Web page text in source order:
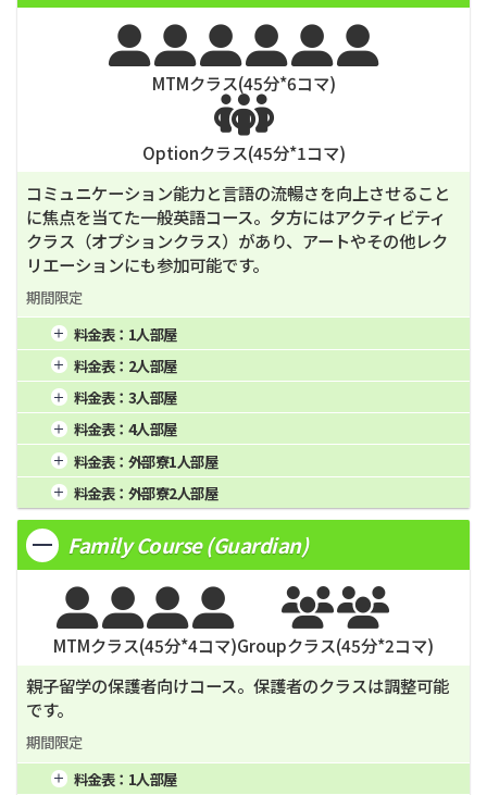
3週間 1,913 12週間 6,750 24週間 13,500

MTMクラス(45分*6コマ)

Optionクラス(45分*1コマ)
コミュニケーション能力と言語の流暢さを向上させること
に焦点を当てた一般英語コース。夕方にはアクティビティ
クラス（オプションクラス）があり、アートやその他レク
リエーションにも参加可能です。
期間限定
料金表： 1人部屋
1週間
2週間
3週間
8週間
12週間
20週間
24週間
料金表： 2人部屋
1週間
876
2週間
1,424
3週間
1,862
8週間
4,380
12週間
6,570
20週間
10,950
24週間
13,140
料金表： 3人部屋
1週間
840
2週間
1,365
3週間
1,785
8週間
4,200
12週間
6,300
20週間
10,500
24週間
12,600
料金表： 4人部屋
1週間
820
2週間
1,333
3週間
1,743
4週間
8週間
4,100
12週間
6,300
20週間
10,250
24週間
12,300
料金表： 外部寮1人部屋
1週間
2週間
3週間
4週間
8週間
12週間
20週間
料金表： 外部寮2人部屋
1週間
2週間
3週間
4週間
8週間
12週間
16週間
24週間
Family Course (Guardian)

MTMクラス(45分*4コマ)

Groupクラス(45分*2コマ)
親子留学の保護者向けコース。保護者のクラスは調整可能
です。
期間限定
料金表： 1人部屋